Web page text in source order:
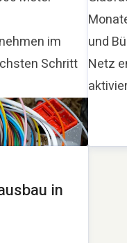
im
Schritt
und
Netz
in